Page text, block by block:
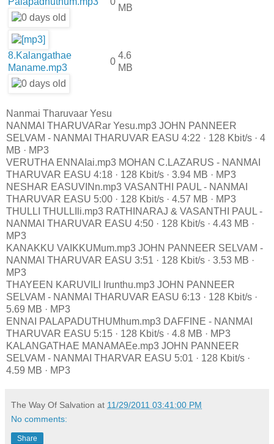
MB
8.Kalangathae
Maname.mp3
0
4.6
MB
Nanmai Tharuvaar Yesu
NANMAI THARUVARar Yesu.mp3 JOHN PANNEER
SELVAM - NANMAI THARUVAR EASU 4:22 · 128 Kbit/s · 4
MB · MP3
VERUTHA ENNAIai.mp3 MOHAN C.LAZARUS - NANMAI
THARUVAR EASU 4:18 · 128 Kbit/s · 3.94 MB · MP3
NESHAR EASUVINn.mp3 VASANTHI PAUL - NANMAI
THARUVAR EASU 5:00 · 128 Kbit/s · 4.57 MB · MP3
THULLI THULLIli.mp3 RATHINARAJ & VASANTHI PAUL -
NANMAI THARUVAR EASU 4:50 · 128 Kbit/s · 4.43 MB ·
MP3
KANAKKU VAIKKUMum.mp3 JOHN PANNEER SELVAM -
NANMAI THARUVAR EASU 3:51 · 128 Kbit/s · 3.53 MB ·
MP3
THAYEEN KARUVILl Irunthu.mp3 JOHN PANNEER
SELVAM - NANMAI THARUVAR EASU 6:13 · 128 Kbit/s ·
5.69 MB · MP3
ENNAI PALAPADUTHUMhum.mp3 DAFFINE - NANMAI
THARUVAR EASU 5:15 · 128 Kbit/s · 4.8 MB · MP3
KALANGATHAE MANAMAEe.mp3 JOHN PANNEER
SELVAM - NANMAI THARVAR EASU 5:01 · 128 Kbit/s ·
4.59 MB · MP3
The Way Of Salvation at 11/29/2011 03:41:00 PM
No comments:
Share